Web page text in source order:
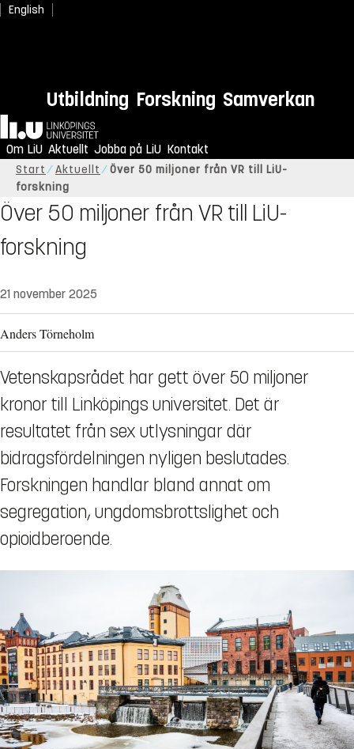
English
Utbildning Forskning Samverkan
Hem
Om LiU Aktuellt Jobba på LiU Kontakt
Start Aktuellt
Över 50 miljoner från VR till LiU-
forskning
Över 50 miljoner från VR till LiU-
forskning
21 november 2025
Anders Törneholm
Vetenskapsrådet har gett över 50 miljoner
kronor till Linköpings universitet. Det är
resultatet från sex utlysningar där
bidragsfördelningen nyligen beslutades.
Forskningen handlar bland annat om
segregation, ungdomsbrottslighet och
opioidberoende.